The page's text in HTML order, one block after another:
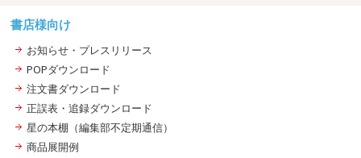
書店様向け
お知らせ・プレスリリース
POPダウンロード
注文書ダウンロード
正誤表・追録ダウンロード
星の本棚（編集部不定期通信）
商品展開例